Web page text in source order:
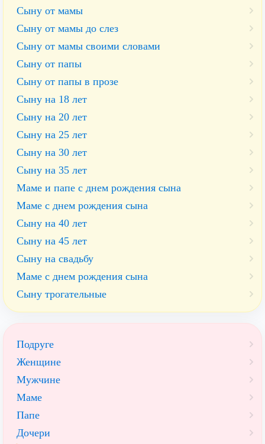
Сыну от мамы
Сыну от мамы до слез
Сыну от мамы своими словами
Сыну от папы
Сыну от папы в прозе
Сыну на 18 лет
Сыну на 20 лет
Cыну на 25 лет
Сыну на 30 лет
Сыну на 35 лет
Маме и папе с днем рождения сына
Маме с днем рождения сына
Сыну на 40 лет
Сыну на 45 лет
Сыну на свадьбу
Маме с днем рождения сына
Сыну трогательные
Подруге
Женщине
Мужчине
Маме
Папе
Дочери